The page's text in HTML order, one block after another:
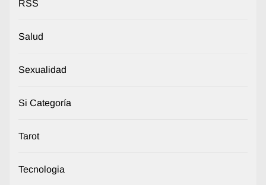
RSS
Salud
Sexualidad
Si Categoría
Tarot
Tecnologia